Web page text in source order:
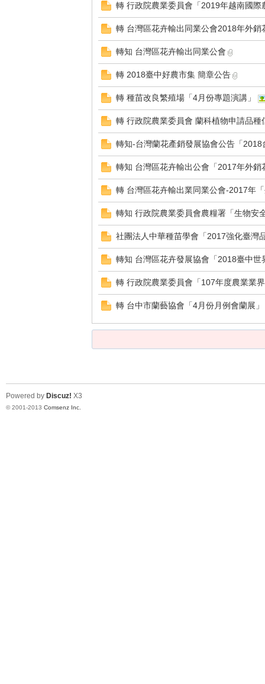
轉 行政院農業委員會「2019年越南國際
轉 台灣區花卉輸出同業公會2018年外銷
轉知 台灣區花卉輸出同業公會
轉 2018臺中好農市集 簡章公告
轉 種苗改良繁殖場「4月份專題演講」
轉 行政院農業委員會 蘭科植物申請品種
轉知-台灣蘭花產銷發展協會公告「
轉知 台灣區花卉輸出公會「2017年外銷
轉 台灣區花卉輸出業同業公會-2017年
轉知 行政院農業委員會農糧署「生物安
社團法人中華種苗學會「2017強化臺灣
轉知 台灣區花卉發展協會「2018臺中世
轉 行政院農業委員會「107年度農業業
轉 台中市蘭藝協會「4月份月例會蘭展」
Powered by Discuz! X3
© 2001-2013 Comsenz Inc.